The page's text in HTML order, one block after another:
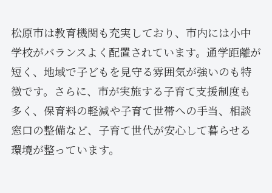
松原市は教育機関も充実しており、市内には小中
学校がバランスよく配置されています。通学距離が
短く、地域で子どもを見守る雰囲気が強いのも特
徴です。さらに、市が実施する子育て支援制度も
多く、保育料の軽減や子育て世帯への手当、相談
窓口の整備など、子育て世代が安心して暮らせる
環境が整っています。